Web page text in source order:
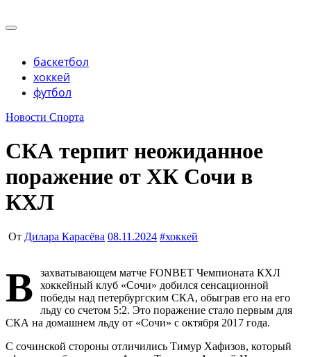
к
info@gosrf.ru +7 (495) 920-51-49
Учредитель ООО "Клуб регионов", ИНН 6685155934
Генеральный директор: Чернокоз Ольга Валерьевна
info@gosrf.ru +7 (495) 920-51-49
баскетбол
хоккей
футбол
Новости Спорта
СКА терпит неожиданное
поражение от ХК Сочи в
КХЛ
От Дилара Карасёва 08.11.2024 #хоккей
В
захватывающем матче FONBET Чемпионата КХЛ
хоккейный клуб «Сочи» добился сенсационной
победы над петербургским СКА, обыграв его на его
льду со счетом 5:2. Это поражение стало первым для
СКА на домашнем льду от «Сочи» с октября 2017 года.
С сочинской стороны отличились Тимур Хафизов, который